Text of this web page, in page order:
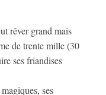
rêver grand mais
de trente mille (30
ses friandises
ses